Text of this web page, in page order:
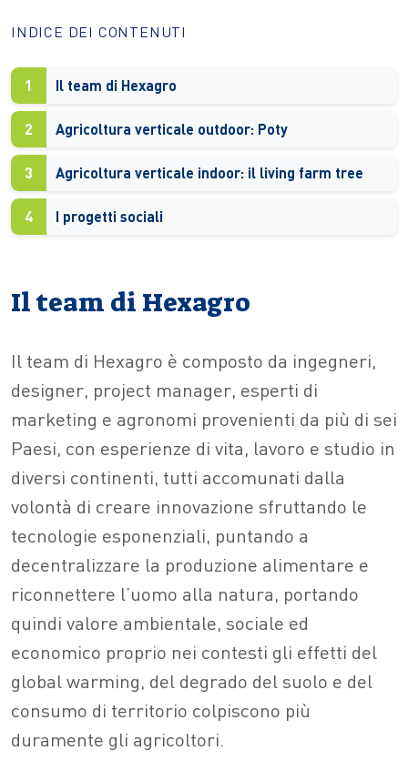
INDICE DEI CONTENUTI
1 Il team di Hexagro
2 Agricoltura verticale outdoor: Poty
3 Agricoltura verticale indoor: il living farm tree
4 I progetti sociali
Il team di Hexagro
Il team di Hexagro è composto da ingegneri,
designer, project manager, esperti di
marketing e agronomi provenienti da più di sei
Paesi, con esperienze di vita, lavoro e studio in
diversi continenti, tutti accomunati dalla
volontà di creare innovazione sfruttando le
tecnologie esponenziali, puntando a
decentralizzare la produzione alimentare e
riconnettere l’uomo alla natura, portando
quindi valore ambientale, sociale ed
economico proprio nei contesti gli effetti del
global warming, del degrado del suolo e del
consumo di territorio colpiscono più
duramente gli agricoltori.